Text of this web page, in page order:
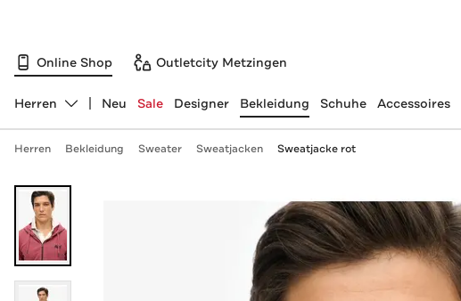
Online Shop Outletcity Metzingen
Abteilung ändern, ausgewählt:
Herren Neu Sale Designer Bekleidung Schuhe Accessoires
Herren Bekleidung Sweater Sweatjacken Sweatjacke rot